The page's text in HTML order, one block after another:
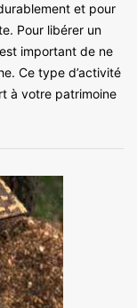
et pour
Pour libérer un
important de ne
Ce type d’activité
à votre patrimoine